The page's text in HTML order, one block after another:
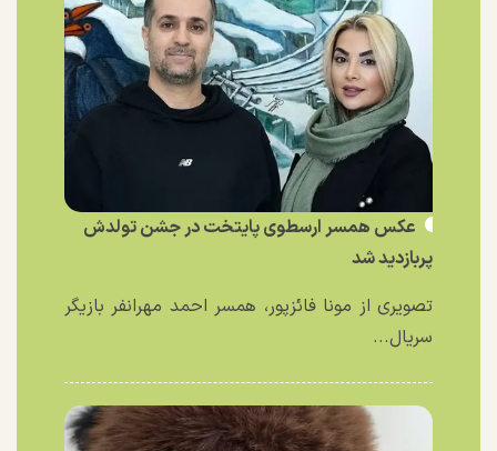
عکس همسر ارسطوی پایتخت در جشن تولدش
پربازدید شد
تصویری از مونا فائزپور، همسر احمد مهرانفر بازیگر
سریال...